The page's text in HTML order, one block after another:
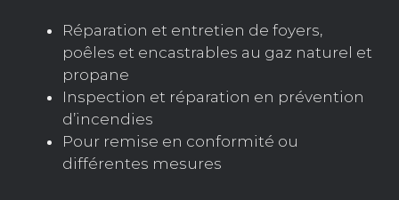
Réparation et entretien de foyers,
poêles et encastrables au gaz naturel et
propane
Inspection et réparation en prévention
d’incendies
Pour remise en conformité ou
différentes mesures